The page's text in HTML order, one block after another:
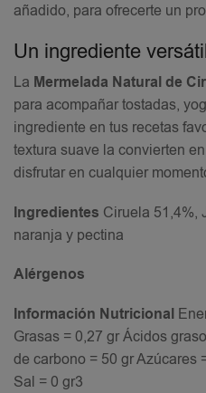
añadido, para ofrecerte un
Un ingrediente
La Mermelada Natural de
para acompañar tostadas,
ingrediente en tus recetas
textura suave la convierten
disfrutar en cualquier
Ingredientes Ciruela 51,4%,
naranja y pectina
Alérgenos
Información Nutricional
Grasas = 0,27 gr Ácidos
de carbono = 50 gr Azúcares
Sal = 0 gr3